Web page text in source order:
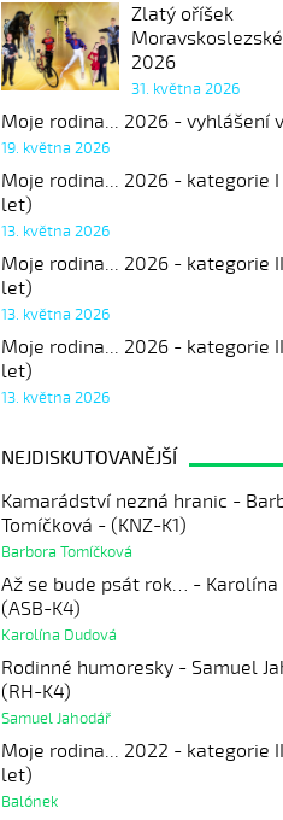
Zlatý oříšek
2026
31. května 2026
Moje rodina... 2026 - vyhlášení
19. května 2026
Moje rodina... 2026 - kategorie I
let)
13. května 2026
Moje rodina... 2026 - kategorie II
let)
13. května 2026
Moje rodina... 2026 - kategorie
let)
13. května 2026
NEJDISKUTOVANĚJŠÍ
Kamarádství nezná hranic -
Tomíčková - (KNZ-K1)
Barbora Tomíčková
Až se bude psát rok… - Karolína
(ASB-K4)
Karolína Dudová
Rodinné humoresky - Samuel
(RH-K4)
Samuel Jahodář
Moje rodina... 2022 - kategorie
let)
Balónek